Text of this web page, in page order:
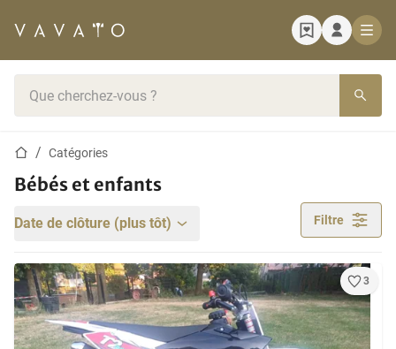
Page d'accueil
Catégories
Bébés et enfants
Date de clôture (plus tôt) Filtre
3